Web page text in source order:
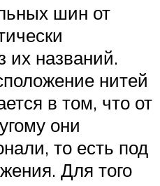
шин от
их названий.
нитей
в том, что от
они
то есть под
Для того